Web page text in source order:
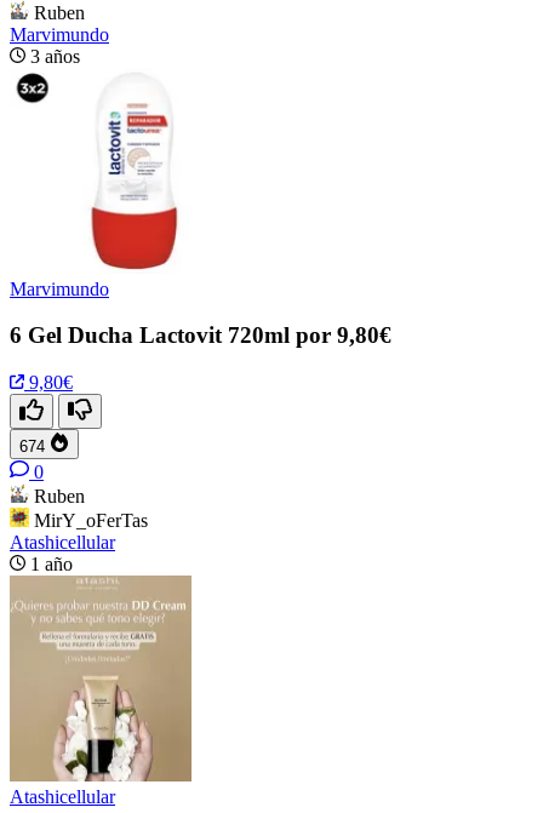
Ruben
Marvimundo
3 años
Marvimundo
6 Gel Ducha Lactovit 720ml por 9,80€
9,80€
674
0
Ruben
MirY_oFerTas
Atashicellular
1 año
Atashicellular